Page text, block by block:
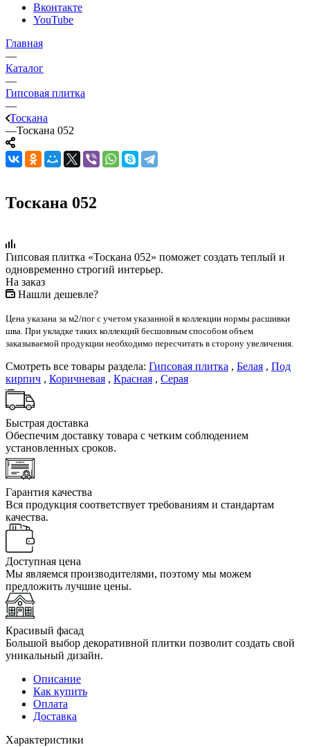
Вконтакте
YouTube
Главная
—
Каталог
—
Гипсовая плитка
—
Тоскана
—Тоскана 052
Тоскана 052
Гипсовая плитка «Тоскана 052» поможет создать теплый и
одновременно строгий интерьер.
На заказ
Нашли дешевле?
Цена указана за м2/пог с учетом указанной в коллекции нормы расшивки
шва. При укладке таких коллекций бесшовным способом объем
заказываемой продукции необходимо пересчитать в сторону увеличения.
Смотреть все товары раздела: Гипсовая плитка , Белая , Под
кирпич , Коричневая , Красная , Серая
Быстрая доставка
Обеспечим доставку товара с четким соблюдением
установленных сроков.
Гарантия качества
Вся продукция соответствует требованиям и стандартам
качества.
Доступная цена
Мы являемся производителями, поэтому мы можем
предложить лучшие цены.
Красивый фасад
Большой выбор декоративной плитки позволит создать свой
уникальный дизайн.
Описание
Как купить
Оплата
Доставка
Характеристики